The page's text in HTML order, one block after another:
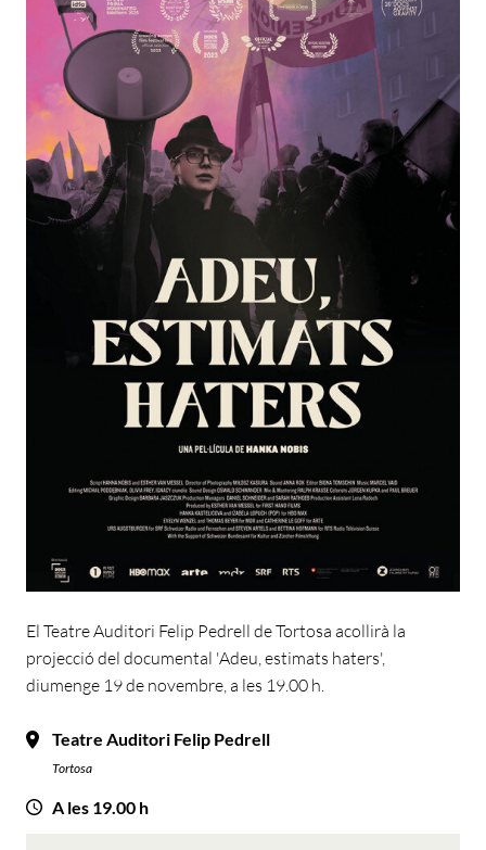
El Teatre Auditori Felip Pedrell de Tortosa acollirà la
projecció del documental 'Adeu, estimats haters',
diumenge 19 de novembre, a les 19.00 h.
Teatre Auditori Felip Pedrell
Tortosa
A les 19.00 h